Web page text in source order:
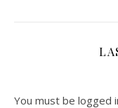
You must be logged